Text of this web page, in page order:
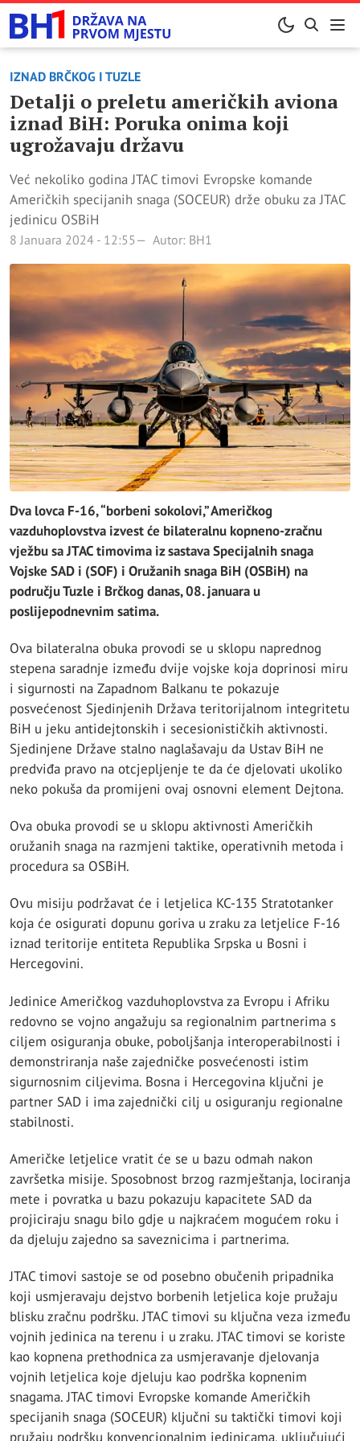
IZNAD BRČKOG I TUZLE
Detalji o preletu američkih aviona
iznad BiH: Poruka onima koji
ugrožavaju državu
Već nekoliko godina JTAC timovi Evropske komande
Američkih specijanih snaga (SOCEUR) drže obuku za JTAC
jedinicu OSBiH
8 Januara 2024 - 12:55 Autor: BH1
Dva lovca F-16, “borbeni sokolovi,” Američkog
vazduhoplovstva izvest će bilateralnu kopneno-zračnu
vježbu sa JTAC timovima iz sastava Specijalnih snaga
Vojske SAD i (SOF) i Oružanih snaga BiH (OSBiH) na
području Tuzle i Brčkog danas, 08. januara u
poslijepodnevnim satima.
Ova bilateralna obuka provodi se u sklopu naprednog
stepena saradnje između dvije vojske koja doprinosi miru
i sigurnosti na Zapadnom Balkanu te pokazuje
posvećenost Sjedinjenih Država teritorijalnom integritetu
BiH u jeku antidejtonskih i secesionističkih aktivnosti.
Sjedinjene Države stalno naglašavaju da Ustav BiH ne
predviđa pravo na otcjepljenje te da će djelovati ukoliko
neko pokuša da promijeni ovaj osnovni element Dejtona.
Ova obuka provodi se u sklopu aktivnosti Američkih
oružanih snaga na razmjeni taktike, operativnih metoda i
procedura sa OSBiH.
Ovu misiju podržavat će i letjelica KC-135 Stratotanker
koja će osigurati dopunu goriva u zraku za letjelice F-16
iznad teritorije entiteta Republika Srpska u Bosni i
Hercegovini.
Jedinice Američkog vazduhoplovstva za Evropu i Afriku
redovno se vojno angažuju sa regionalnim partnerima s
ciljem osiguranja obuke, poboljšanja interoperabilnosti i
demonstriranja naše zajedničke posvećenosti istim
sigurnosnim ciljevima. Bosna i Hercegovina ključni je
partner SAD i ima zajednički cilj u osiguranju regionalne
stabilnosti.
Američke letjelice vratit će se u bazu odmah nakon
završetka misije. Sposobnost brzog razmještanja, lociranja
mete i povratka u bazu pokazuju kapacitete SAD da
projiciraju snagu bilo gdje u najkraćem mogućem roku i
da djeluju zajedno sa saveznicima i partnerima.
JTAC timovi sastoje se od posebno obučenih pripadnika
koji usmjeravaju dejstvo borbenih letjelica koje pružaju
blisku zračnu podršku. JTAC timovi su ključna veza između
vojnih jedinica na terenu i u zraku. JTAC timovi se koriste
kao kopnena prethodnica za usmjeravanje djelovanja
vojnih letjelica koje djeluju kao podrška kopnenim
snagama. JTAC timovi Evropske komande Američkih
specijanih snaga (SOCEUR) ključni su taktički timovi koji
pružaju podršku konvencionalnim jedinicama, uključujući